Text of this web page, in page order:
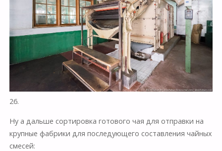
26.
Ну а дальше сортировка готового чая для отправки на
крупные фабрики для последующего составления чайных
смесей: